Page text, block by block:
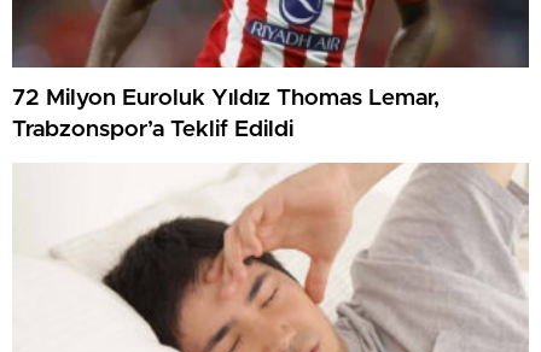
72 Milyon Euroluk Yıldız Thomas Lemar,
Trabzonspor’a Teklif Edildi